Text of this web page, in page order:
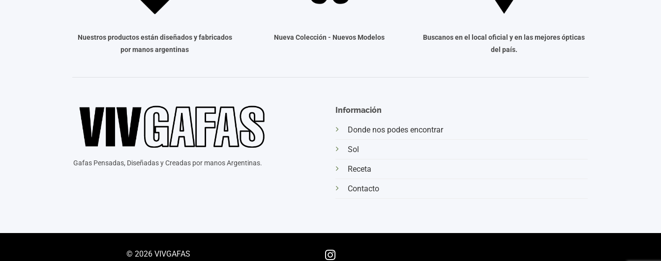
Nuestros productos están diseñados y fabricados
por manos argentinas
Nueva Colección - Nuevos Modelos
Buscanos en el local oficial y en las mejores ópticas
del país.
Gafas Pensadas, Diseñadas y Creadas por manos Argentinas.
Información
Donde nos podes encontrar
Sol
Receta
Contacto
© 2026 VIVGAFAS